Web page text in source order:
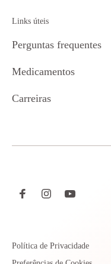
Links úteis
Perguntas frequentes
Medicamentos
Carreiras
Política de Privacidade